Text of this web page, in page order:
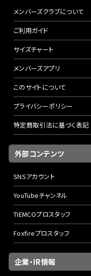
メンバーズクラブについて
ご利用ガイド
サイズチャート
メンバーズアプリ
このサイトについて
プライバシーポリシー
特定商取引法に基づく表記
外部コンテンツ
SNSアカウント
YouTubeチャンネル
TIEMCOプロスタッフ
Foxfireプロスタッフ
企業・IR情報